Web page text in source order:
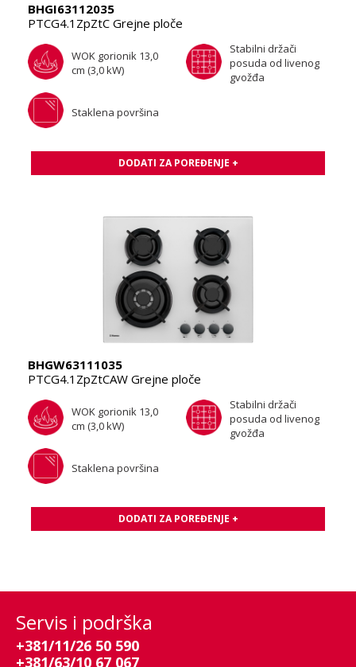
BHGI63112035
PTCG4.1ZpZtC Grejne ploče
WOK gorionik 13,0
cm (3,0 kW)
Stabilni držači
posuda od livenog
gvožđa
Staklena površina
DODATI ZA POREĐENJE +
BHGW63111035
PTCG4.1ZpZtCAW Grejne ploče
WOK gorionik 13,0
cm (3,0 kW)
Stabilni držači
posuda od livenog
gvožđa
Staklena površina
DODATI ZA POREĐENJE +
Servis i podrška
+381/11/26 50 590
+381/63/10 67 067